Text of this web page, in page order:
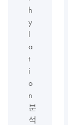
h
y
l
a
t
i
o
n
분
석